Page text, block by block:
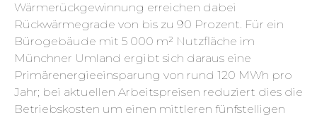
Wärmerückgewinnung erreichen dabei
Rückwärmegrade von bis zu 90 Prozent. Für ein
Bürogebäude mit 5 000 m² Nutzfläche im
Münchner Umland ergibt sich daraus eine
Primärenergieeinsparung von rund 120 MWh pro
Jahr; bei aktuellen Arbeitspreisen reduziert dies die
Betriebskosten um einen mittleren fünfstelligen